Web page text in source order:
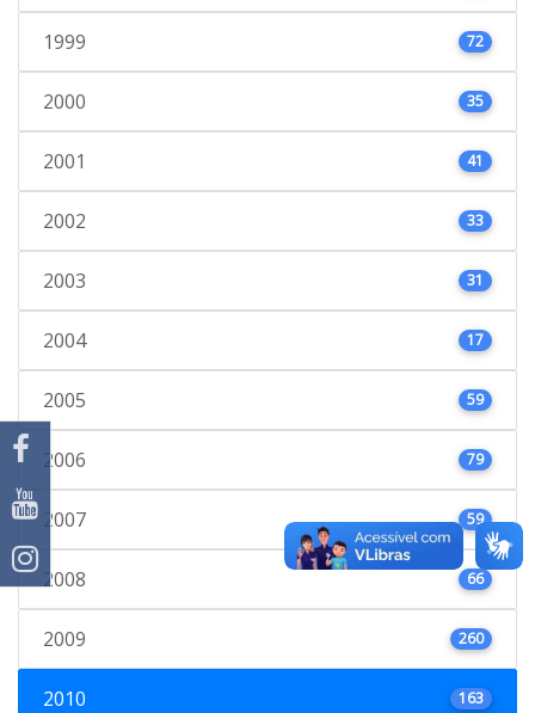
1999 72
2000 35
2001 41
2002 33
2003 31
2004 17
2005 59
2006 79
2007 59
2008 66
2009 260
2010 163